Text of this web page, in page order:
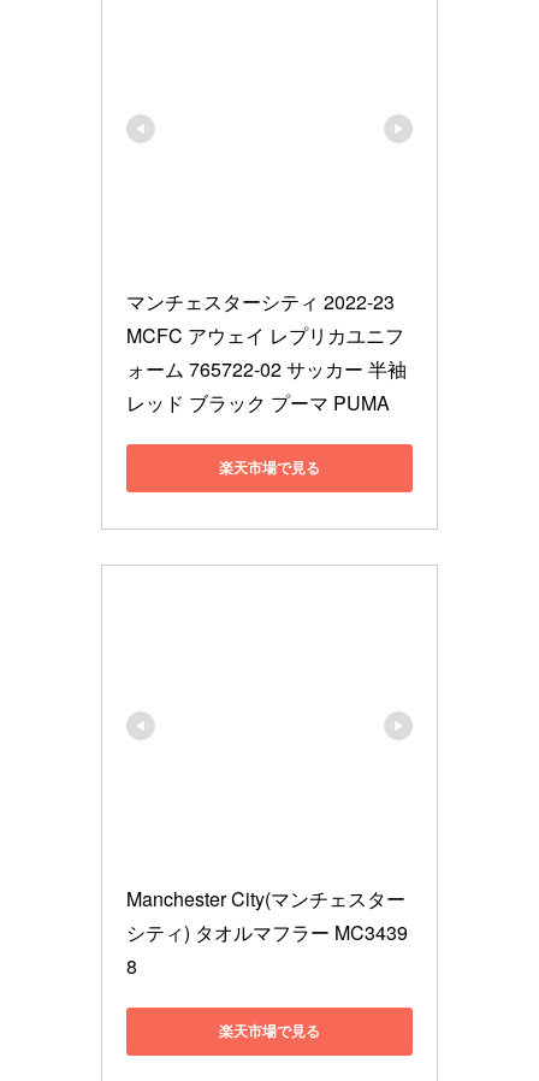
マンチェスターシティ 2022-23
MCFC アウェイ レプリカユニフ
ォーム 765722-02 サッカー 半袖
レッド ブラック プーマ PUMA
楽天市場で見る
Manchester City(マンチェスター
シティ) タオルマフラー MC3439
8
楽天市場で見る